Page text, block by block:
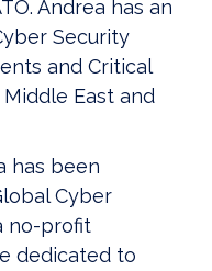
Andrea has an
Security
and Critical
East and
has been
Cyber
no-profit
dedicated to